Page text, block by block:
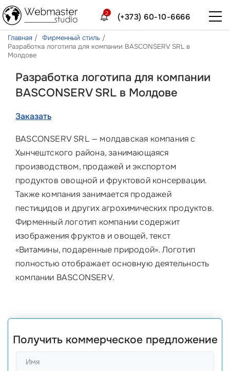
(+373) 60-10-6666
2
Главная
Фирменный стиль
Разработка логотипа для компании BASCONSERV SRL в
Молдове
Разработка логотипа для компании
BASCONSERV SRL в Молдове
Заказать
BASCONSERV SRL — молдавская компания с
Хынчештского района, занимающаяся
производством, продажей и экспортом
продуктов овощной и фруктовой консервации.
Также компания занимается продажей
пестицидов и других агрохимических продуктов.
Фирменный логотип компании содержит
изображения фруктов и овощей, текст
«Витамины, подаренные природой». Логотип
полностью отображает основную деятельность
компании BASCONSERV.
Получить коммерческое предложение